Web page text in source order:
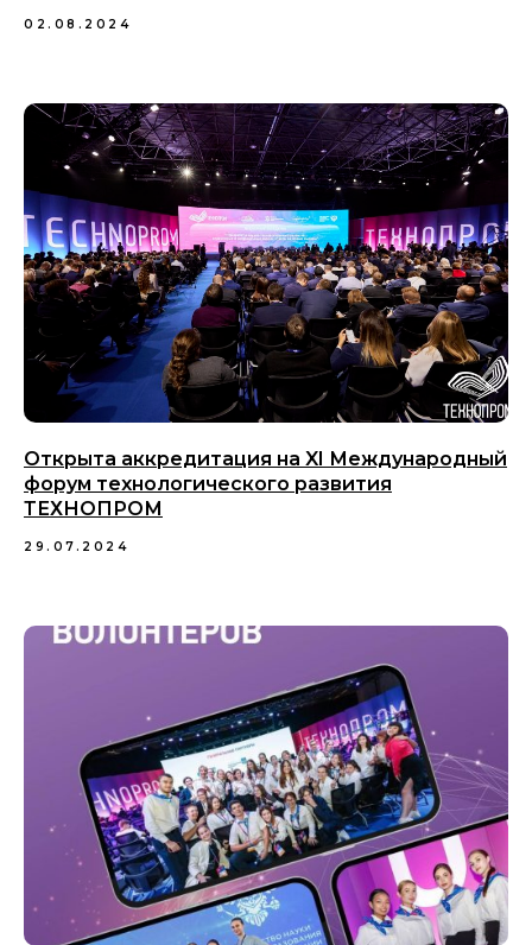
02.08.2024
Открыта аккредитация на XI Международный
форум технологического развития
ТЕХНОПРОМ
29.07.2024